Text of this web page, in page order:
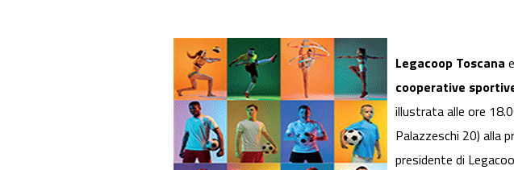
Legacoop Toscana e
cooperative
illustrata alle ore
Palazzeschi 20) alla
presidente di